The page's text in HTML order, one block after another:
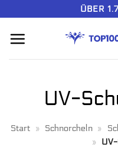
springen
ÜBER
UV-
Start » Schnorcheln »
»